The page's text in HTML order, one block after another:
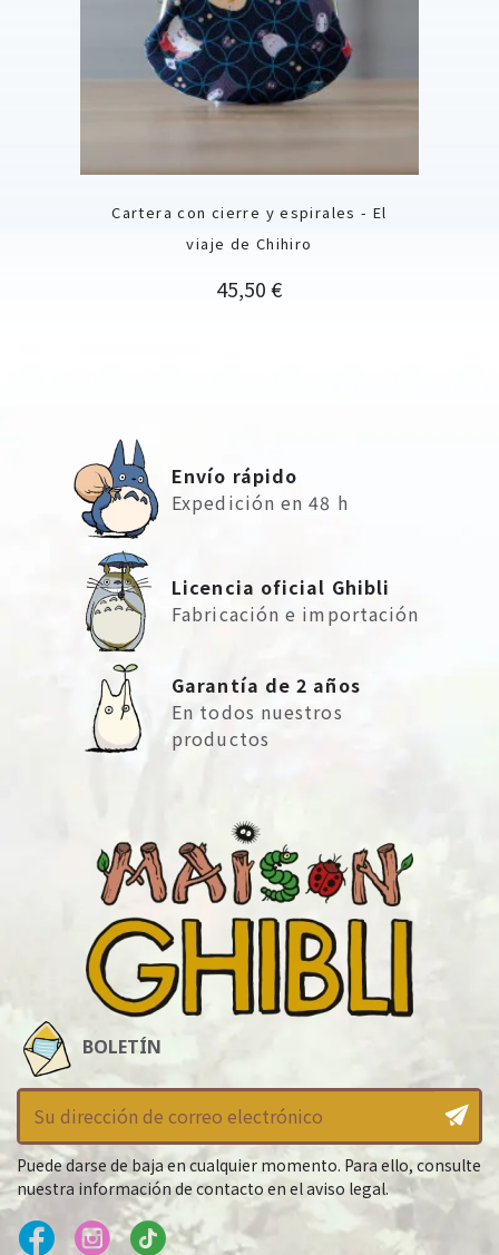
Cartera con cierre y espirales - El
viaje de Chihiro
Precio
45,50 €
Envío rápido
Expedición en 48 h
Licencia oficial Ghibli
Fabricación e importación
Garantía de 2 años
En todos nuestros
productos
BOLETÍN
Puede darse de baja en cualquier momento. Para ello, consulte
nuestra información de contacto en el aviso legal.